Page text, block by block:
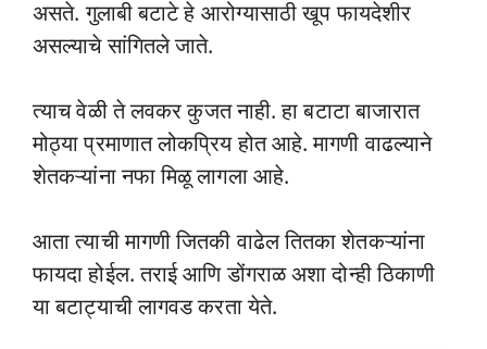
असते. गुलाबी बटाटे हे आरोग्यासाठी खूप फायदेशीर
असल्याचे सांगितले जाते.
त्याच वेळी ते लवकर कुजत नाही. हा बटाटा बाजारात
मोठ्या प्रमाणात लोकप्रिय होत आहे. मागणी वाढल्याने
शेतकऱ्यांना नफा मिळू लागला आहे.
आता त्याची मागणी जितकी वाढेल तितका शेतकऱ्यांना
फायदा होईल. तराई आणि डोंगराळ अशा दोन्ही ठिकाणी
या बटाट्याची लागवड करता येते.